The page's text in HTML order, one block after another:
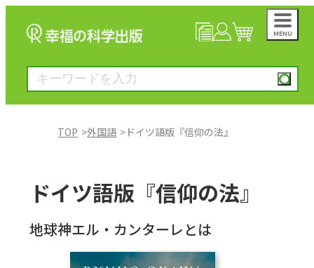
MENU
絵本
TOP 外国語 ドイツ語版『信仰の法』
ドイツ語版『信仰の法』
地球神エル・カンターレとは